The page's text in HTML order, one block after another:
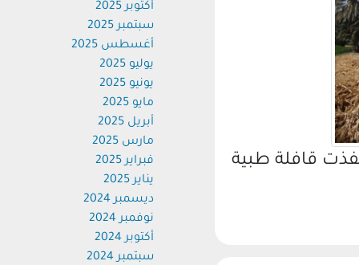
قافلة طبية
أكتوبر 2025
سبتمبر 2025
أغسطس 2025
يوليو 2025
يونيو 2025
مايو 2025
أبريل 2025
مارس 2025
فبراير 2025
يناير 2025
ديسمبر 2024
نوفمبر 2024
أكتوبر 2024
سبتمبر 2024